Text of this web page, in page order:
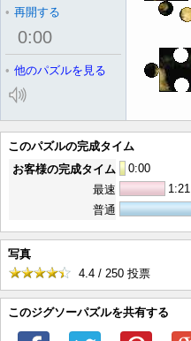
• 再開する
0:00
• 他のパズルを見る
このパズルの完成タイム
お客様の完成タイム
0:00
最速
1:21
普通
写真
4.4 / 250 投票
このジグソーパズルを共有する